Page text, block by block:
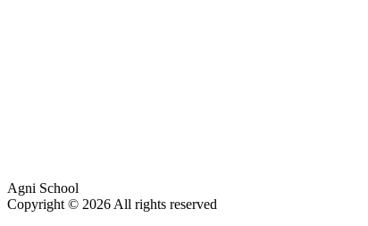
Agni School
Copyright © 2026 All rights reserved